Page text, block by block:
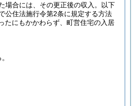
場合には、その更正後の収入。以下
公住法施行令第2条に規定する方法
たにもかかわらず、町営住宅の入居